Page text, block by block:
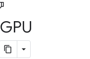
GPU